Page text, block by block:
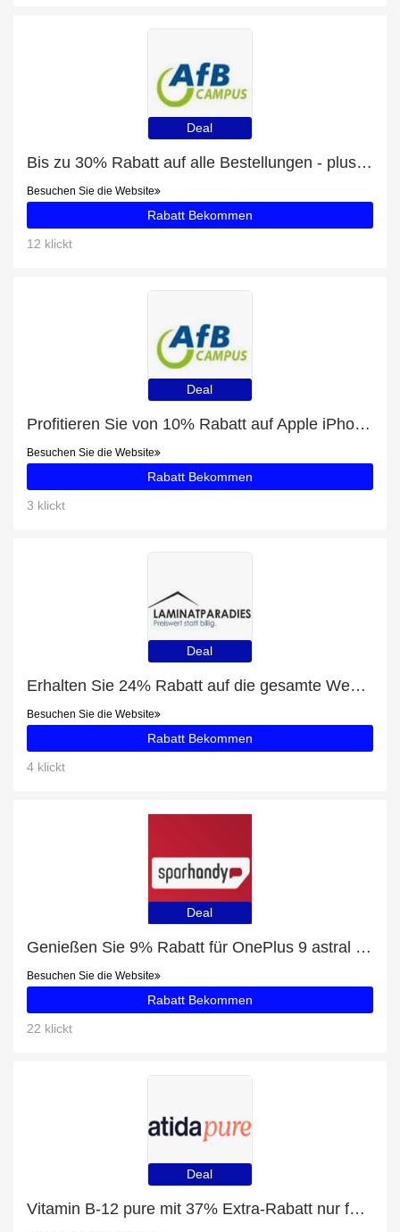
Deal
Bis zu 30% Rabatt auf alle Bestellungen - plus 6" | Schwarz mit 26% Rabatt
Besuchen Sie die Website
Rabatt Bekommen
12 klickt
Deal
Profitieren Sie von 10% Rabatt auf Apple iPhone SE (2020) | (64GB) | White und andere 71-Angebote
Besuchen Sie die Website
Rabatt Bekommen
3 klickt
Deal
Erhalten Sie 24% Rabatt auf die gesamte Website | 10% Rabatt auf XXL Diele
Besuchen Sie die Website
Rabatt Bekommen
4 klickt
Deal
Genießen Sie 9% Rabatt für OnePlus 9 astral black
Besuchen Sie die Website
Rabatt Bekommen
22 klickt
Deal
Vitamin B-12 pure mit 37% Extra-Rabatt nur für begrenzte Zeit